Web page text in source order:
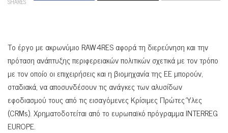
Το έργο με ακρωνύμιο RAW4RES αφορά τη διερεύνηση και την
πρόταση ανάπτυξης περιφερειακών πολιτικών σχετικά με τον τρόπο
με τον οποίο οι επιχειρήσεις και η βιομηχανία της ΕΕ μπορούν,
σταδιακά, να αποσυνδέσουν τις ανάγκες των αλυσίδων
εφοδιασμού τους από τις εισαγόμενες Κρίσιμες Πρώτες Ύλες
(CRMs). Χρηματοδοτείται από το ευρωπαϊκό πρόγραμμα INTERREG
EUROPE.